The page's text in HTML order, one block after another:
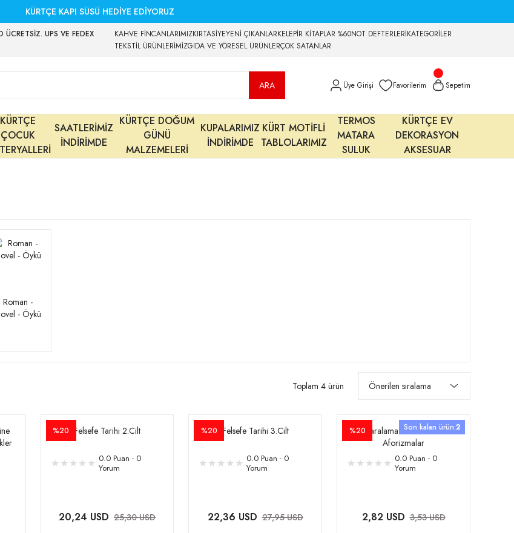
KÜRTÇE KAPI SÜSÜ HEDİYE EDİYORUZ
UPS VE FEDEX
KAHVE FİNCANLARIMIZKIRTASİYEYENİ ÇIKANLARKELEPİR KİTAPLAR %60NOT DEFTERLERİKATEGORİLER
TEKSTİL ÜRÜNLERİMİZGIDA VE YÖRESEL ÜRÜNLERÇOK SATANLAR
ARA Üye Girişi Favorilerim Sepetim
KÜRTÇE
ÇOCUK
SAATLERİMİZ
İNDİRİMDE
KÜRTÇE DOĞUM
GÜNÜ
MALZEMELERİ
KUPALARIMIZ
İNDİRİMDE
KÜRT MOTİFLİ
TABLOLARIMIZ
TERMOS
MATARA
SULUK
KÜRTÇE EV
DEKORASYON
AKSESUAR
Roman -
- Öykü
Toplam 4 ürün
%20 Felsefe Tarihi 2.Cilt
0.0 Puan - 0
Yorum
20,24 USD 25,30 USD
%20 Felsefe Tarihi 3.Cilt
0.0 Puan - 0
Yorum
22,36 USD 27,95 USD
%20 Son kalan ürün:2
Karalama Defterinden
Aforizmalar
0.0 Puan - 0
Yorum
2,82 USD 3,53 USD